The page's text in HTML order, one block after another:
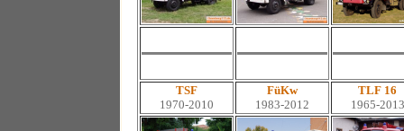
TSF
1970-2010
FüKw
1983-2012
TLF 16
1965-2013